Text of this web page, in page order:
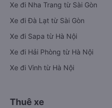
Xe đi Nha Trang từ Sài Gòn
Xe đi Đà Lạt từ Sài Gòn
Xe đi Sapa từ Hà Nội
Xe đi Hải Phòng từ Hà Nội
Xe đi Vinh từ Hà Nội
Thuê xe